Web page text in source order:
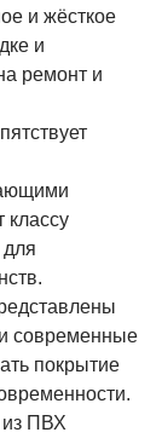
и жёсткое
и
ремонт и
классу
и современные
покрытие
из ПВХ